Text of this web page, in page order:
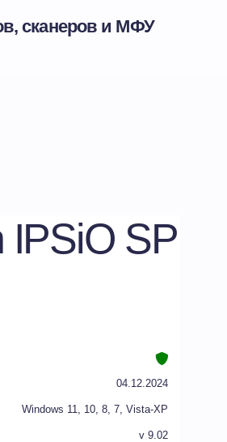
сканеров и МФУ
SP
04.12.2024
Windows 11, 10, 8, 7, Vista-XP
v 9.02